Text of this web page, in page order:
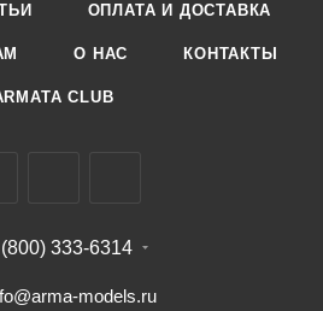
ОПЛАТА И ДОСТАВКА
О НАС КОНТАКТЫ
CLUB
333-6314
models.ru